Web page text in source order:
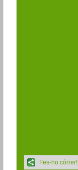
Fes-ho córrer!